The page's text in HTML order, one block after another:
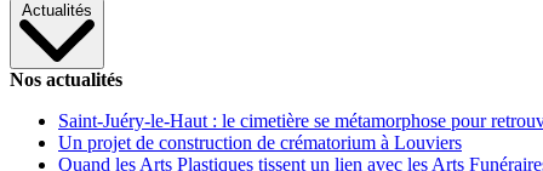
Actualités
Nos actualités
Saint-Juéry-le-Haut : le cimetière se métamorphose pour
Un projet de construction de crématorium à Louviers
Quand les Arts Plastiques tissent un lien avec les Arts